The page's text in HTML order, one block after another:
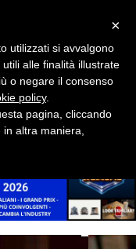
×
utilizzati si avvalgono
alle finalità illustrate
o negare il consenso
policy.
pagina, cliccando
altra maniera,